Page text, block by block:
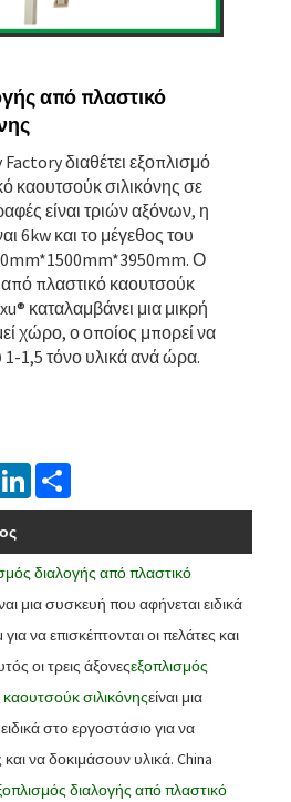
από πλαστικό
διαθέτει εξοπλισμό
καουτσούκ σιλικόνης σε
είναι τριών αξόνων, η
6kw και το μέγεθος του
Ο
πλαστικό καουτσούκ
καταλαμβάνει μια μικρή
χώρο, ο οποίος μπορεί να
1-1,5 τόνο υλικά ανά ώρα.
LinkedIn
διαλογής από πλαστικό
μια συσκευή που αφήνεται ειδικά
να επισκέπτονται οι πελάτες και
οι τρεις άξονεςεξοπλισμός
σιλικόνηςείναι μια
στο εργοστάσιο για να
να δοκιμάσουν υλικά. China
διαλογής από πλαστικό